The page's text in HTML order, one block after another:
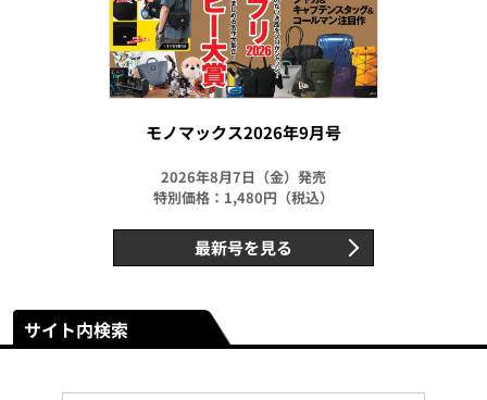
モノマックス2026年9月号
2026年8月7日（金）発売
特別価格：1,480円（税込）
最新号を見る
サイト内検索